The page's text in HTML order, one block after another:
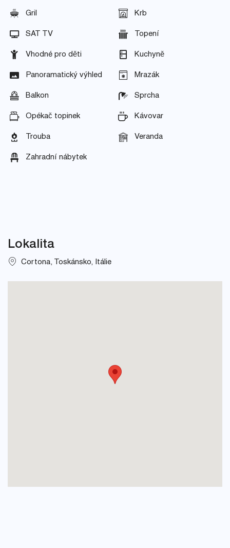
Gril Krb
SAT TV Topení
Vhodné pro děti Kuchyně
Panoramatický výhled Mrazák
Balkon Sprcha
Opékač topinek Kávovar
Trouba Veranda
Zahradní nábytek
Lokalita
Cortona, Toskánsko, Itálie